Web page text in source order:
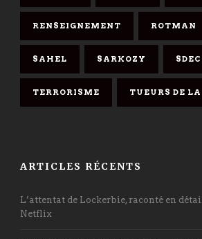
RENSEIGNEMENT ROTMAN
SAHEL SARKOZY
TERRORISME TUEURS DE
ARTICLES RÉCENTS
L’attentat de Lockerbie, raconté en
Netflix